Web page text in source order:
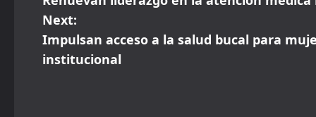
o
s
t
Next:
Impulsan acceso a la salud bucal para
institucional